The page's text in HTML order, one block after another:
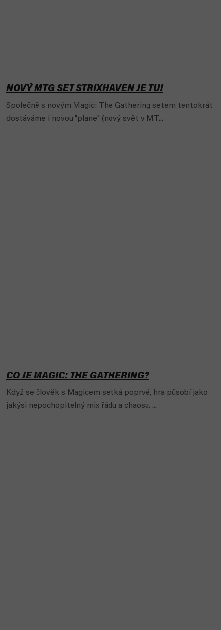
NOVÝ MTG SET STRIXHAVEN JE TU!
Společně s novým Magic: The Gathering setem tentokrát
dostáváme i novou "plane" (nový svět v MT...
CO JE MAGIC: THE GATHERING?
Když se člověk s Magicem setká poprvé, hra působí jako
jakýsi nepochopitelný mix řádu a chaosu. ...